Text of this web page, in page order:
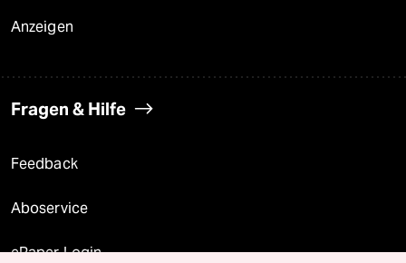
Anzeigen
Fragen & Hilfe
Feedback
Aboservice
ePaper Login